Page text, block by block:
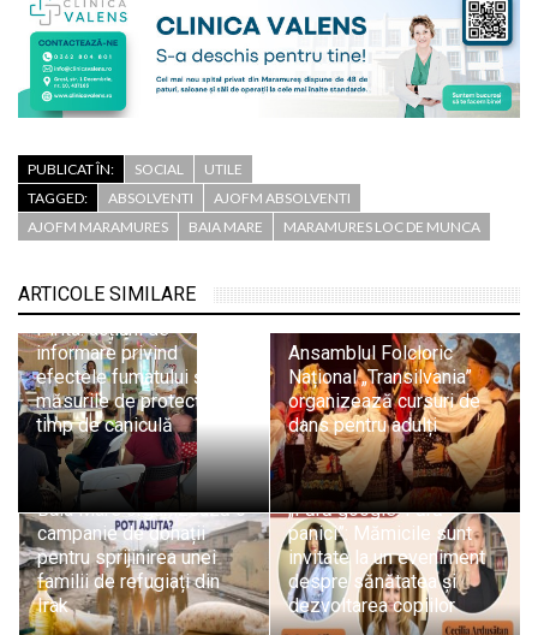
PUBLICAT ÎN: SOCIAL
UTILE
TAGGED:
ABSOLVENTI
AJOFM ABSOLVENTI
AJOFM MARAMURES
BAIA MARE MARAMURES LOC DE MUNCA
ARTICOLE SIMILARE
în rândul mamelor din
Pirita: acțiuni de
informare privind
efectele fumatului și
măsurile de protecție pe
timp de caniculă
Ansamblul Folcloric
Național „Transilvania”
organizează cursuri de
dans pentru adulți
Asociația ASSOC din
Baia Mare organizează o
campanie de donații
pentru sprijinirea unei
familii de refugiați din
Irak
„Fără google. Fără
panici”: Mămicile sunt
invitate la un eveniment
despre sănătatea și
dezvoltarea copiilor